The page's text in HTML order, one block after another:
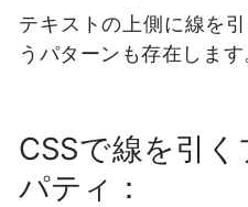
テキストの上側に線を
うパターンも存在します
CSSで線を引く
パティ：